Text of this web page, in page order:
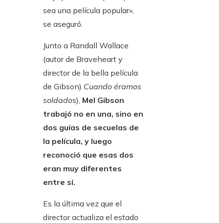
sea una película popular»,
se aseguró.
Junto a Randall Wallace
(autor de Braveheart y
director de la bella película
de Gibson) Cuando éramos
soldados), Mel Gibson
trabajó no en una, sino en
dos guías de secuelas de
la película, y luego
reconoció que esas dos
eran muy diferentes
entre sí.
Es la última vez que el
director actualiza el estado